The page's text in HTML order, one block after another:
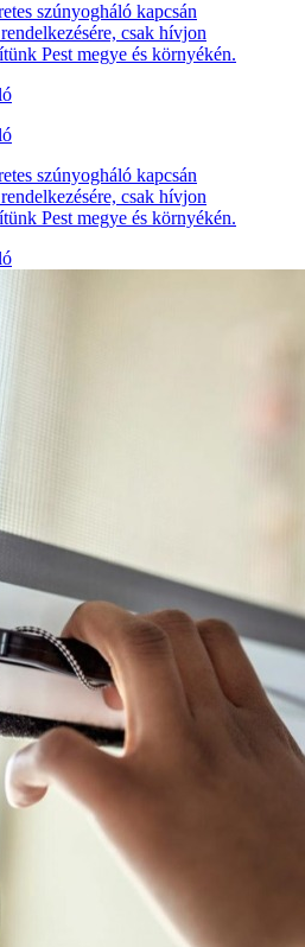
szúnyogháló kapcsán
csak hívjon
Pest megye és környékén.
szúnyogháló kapcsán
csak hívjon
Pest megye és környékén.